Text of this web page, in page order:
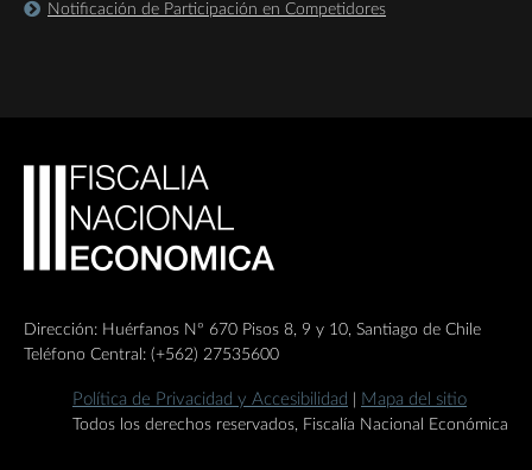
Notificación de Participación en Competidores
Dirección: Huérfanos Nº 670 Pisos 8, 9 y 10, Santiago de Chile
Teléfono Central: (+562) 27535600
Política de Privacidad y Accesibilidad Mapa del sitio
Todos los derechos reservados, Fiscalía Nacional Económica